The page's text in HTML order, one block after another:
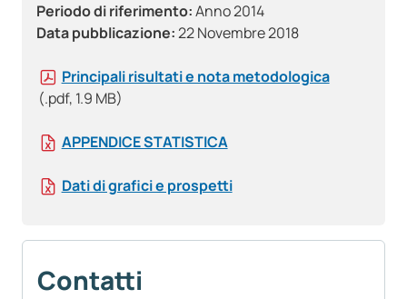
Periodo di riferimento:Anno 2014
Data pubblicazione:22 Novembre 2018
Principali risultati e nota metodologica
(.pdf, 1.9 MB)
APPENDICE STATISTICA
Dati di grafici e prospetti
Contatti